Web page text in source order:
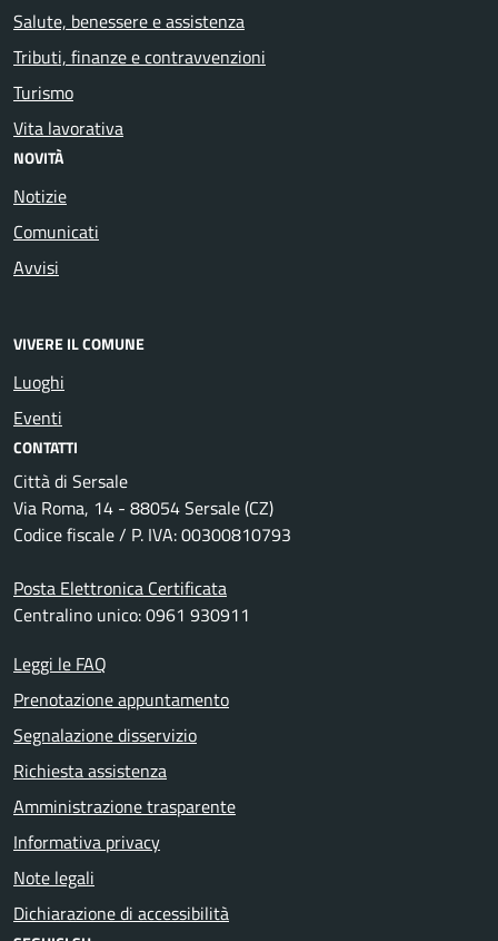
Salute, benessere e assistenza
Tributi, finanze e contravvenzioni
Turismo
Vita lavorativa
NOVITÀ
Notizie
Comunicati
Avvisi
VIVERE IL COMUNE
Luoghi
Eventi
CONTATTI
Città di Sersale
Via Roma, 14 - 88054 Sersale (CZ)
Codice fiscale / P. IVA: 00300810793
Posta Elettronica Certificata
Centralino unico: 0961 930911
Leggi le FAQ
Prenotazione appuntamento
Segnalazione disservizio
Richiesta assistenza
Amministrazione trasparente
Informativa privacy
Note legali
Dichiarazione di accessibilità